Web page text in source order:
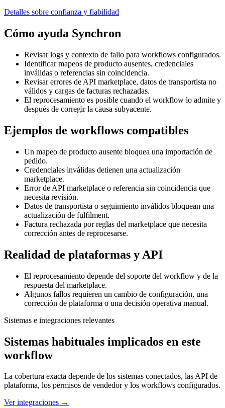
Detalles sobre confianza y fiabilidad
Cómo ayuda Synchron
Revisar logs y contexto de fallo para workflows configurados.
Identificar mapeos de producto ausentes, credenciales
inválidas o referencias sin coincidencia.
Revisar errores de API marketplace, datos de transportista no
válidos y cargas de facturas rechazadas.
El reprocesamiento es posible cuando el workflow lo admite y
después de corregir la causa subyacente.
Ejemplos de workflows compatibles
Un mapeo de producto ausente bloquea una importación de
pedido.
Credenciales inválidas detienen una actualización
marketplace.
Error de API marketplace o referencia sin coincidencia que
necesita revisión.
Datos de transportista o seguimiento inválidos bloquean una
actualización de fulfilment.
Factura rechazada por reglas del marketplace que necesita
corrección antes de reprocesarse.
Realidad de plataformas y API
El reprocesamiento depende del soporte del workflow y de la
respuesta del marketplace.
Algunos fallos requieren un cambio de configuración, una
corrección de plataforma o una decisión operativa manual.
Sistemas e integraciones relevantes
Sistemas habituales implicados en este
workflow
La cobertura exacta depende de los sistemas conectados, las API de
plataforma, los permisos de vendedor y los workflows configurados.
Ver integraciones →